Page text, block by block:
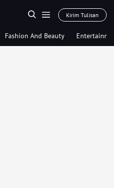
Kirim Tulisan
Fashion And Beauty